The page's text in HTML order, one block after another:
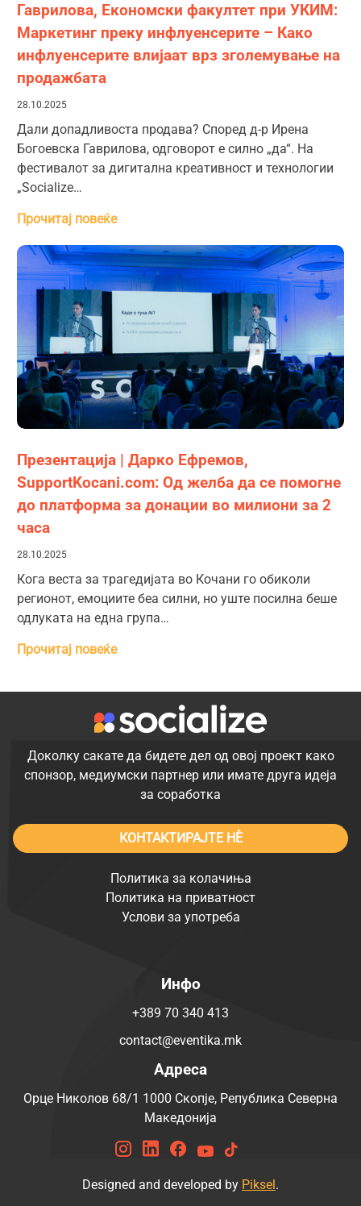
Гаврилова, Економски факултет при УКИМ:
Маркетинг преку инфлуенсерите – Како
инфлуенсерите влијаат врз зголемување на
продажбата
28.10.2025
Дали допадливоста продава? Според д-р Ирена
Богоевска Гаврилова, одговорот е силно „да“. На
фестивалот за дигитална креативност и технологии
„Socialize…
Прочитај повеќе
Презентација | Дарко Ефремов,
SupportKocani.com: Од желба да се помогне
до платформа за донации во милиони за 2
часа
28.10.2025
Кога веста за трагедијата во Кочани го обиколи
регионот, емоциите беа силни, но уште посилна беше
одлуката на една група…
Прочитај повеќе
Доколку сакате да бидете дел од овој проект како
спонзор, медиумски партнер или имате друга идеја
за соработка
КОНТАКТИРАЈТЕ НÈ
Политика за колачиња
Политика на приватност
Услови за употреба
Инфо
+389 70 340 413
contact@eventika.mk
Адреса
Орце Николов 68/1 1000 Скопје, Република Северна
Македонија
Designed and developed by Piksel .